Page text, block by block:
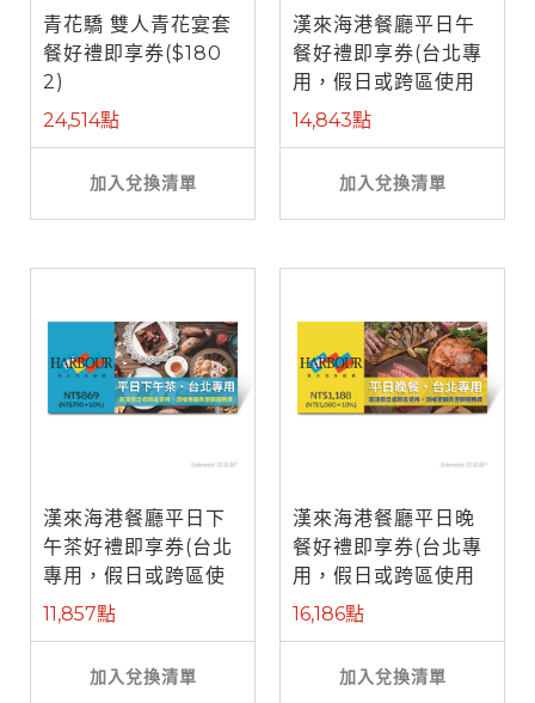
青花驕 雙人青花宴套
餐好禮即享券($180
2)
24,514點
加入兌換清單
漢來海港餐廳平日午
餐好禮即享券(台北專
用，假日或跨區使用
需補差額)
14,843點
加入兌換清單
漢來海港餐廳平日下
午茶好禮即享券(台北
專用，假日或跨區使
用需補差額)
11,857點
加入兌換清單
漢來海港餐廳平日晚
餐好禮即享券(台北專
用，假日或跨區使用
需補差額)
16,186點
加入兌換清單